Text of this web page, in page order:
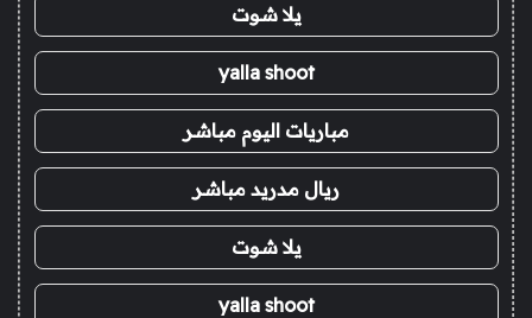
يلا شوت
yalla shoot
مباريات اليوم مباشر
ريال مدريد مباشر
يلا شوت
yalla shoot